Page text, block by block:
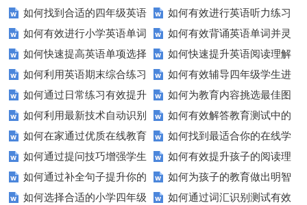
如何找到合适的四年级英语
期末测试卷来提高孩子的成绩？
如何有效进行英语听力练习
以快速提升？
如何有效进行小学英语单词
与短语的默写练习？家长和老师
必看！
如何有效背诵英语单词并灵
活运用？
如何快速提高英语单项选择
题的得分？
如何快速提升英语阅读理解
能力？这些技巧你必须知道！
如何利用英语期末综合练习
卷高效备考？
如何有效辅导四年级学生进
行英语学习？这里有你需要的所
有资源！
如何通过日常练习有效提升
英语听力？
如何为教育内容挑选最佳图
片？这些建议让你的文章脱颖而
出！
如何利用最新技术自动识别
图片内容？
如何有效解答教育测试中的
排序题？[疑问式标题]
如何在家通过优质在线教育
资源提升自我？
如何找到最适合你的在线学
习平台？这里有你需要知道的一
切！
如何通过提问技巧增强学生
的课堂互动？
如何有效提升孩子的阅读理
解能力？这里有秘诀！
如何通过补全句子提升你的
写作技巧？
如何为孩子的教育做出明智
的选择？——一份全面指南
如何选择合适的小学四年级
如何通过词汇识别测试有效